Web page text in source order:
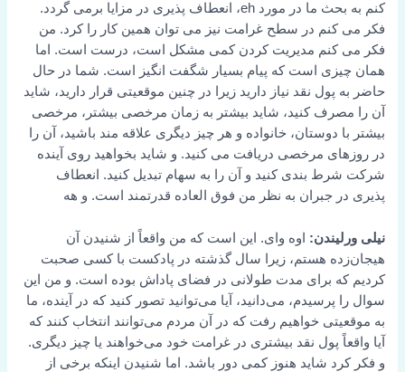
کنم به بحث ما در مورد eh، انعطاف پذیری در مزایا برمی گردد.
فکر می کنم در سطح غرامت نیز می توان همین کار را کرد. من
فکر می کنم مدیریت کردن کمی مشکل است، درست است. اما
همان چیزی است که پیام بسیار شگفت انگیز است. شما در حال
حاضر به پول نقد نیاز دارید زیرا در چنین موقعیتی قرار دارید، شاید
آن را مصرف کنید، شاید بیشتر به زمان مرخصی بیشتر، مرخصی
بیشتر با دوستان، خانواده و هر چیز دیگری علاقه مند باشید، آن را
در روزهای مرخصی دریافت می کنید. و شاید بخواهید روی آینده
شرکت شرط بندی کنید و آن را به سهام تبدیل کنید. انعطاف
پذیری در جبران به نظر من فوق العاده قدرتمند است. و هه
نیلی ورلیندن: اوه وای. این است که من واقعاً از شنیدن آن
هیجان‌زده هستم، زیرا سال گذشته در پادکست با کسی صحبت
کردیم که برای مدت طولانی در فضای پاداش بوده است. و من این
سوال را پرسیدم، می‌دانید، آیا می‌توانید تصور کنید که در آینده، ما
به موقعیتی خواهیم رفت که در آن مردم می‌توانند انتخاب کنند که
آیا واقعاً پول نقد بیشتری در غرامت خود می‌خواهند یا چیز دیگری.
و فکر کرد شاید هنوز کمی دور باشد. اما شنیدن اینکه برخی از